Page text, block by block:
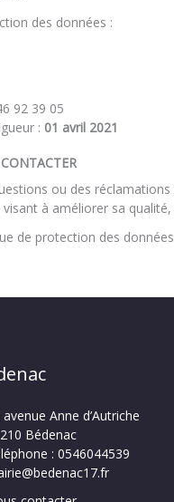
des données :
92 39 05
: 01 avril 2021
ou des
à améliorer sa
de protection des
avenue Anne d’Autriche
Bédenac
: 0546044539